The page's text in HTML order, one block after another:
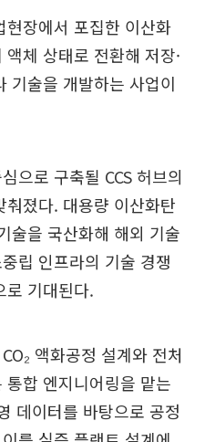
장에서 포집한 이산화
체 상태로 전환해 저장·
기술을 개발하는 사업이
으로 구축될 CCS 허브의
졌다. 대용량 이산화탄
술을 국산화해 해외 기술
립 인프라의 기술 경쟁
로 기대된다.
액화공정 설계와 전처
통합 엔지니어링을 맡는
데이터를 바탕으로 공정